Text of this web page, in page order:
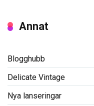
Annat
Blogghubb
Delicate Vintage
Nya lanseringar